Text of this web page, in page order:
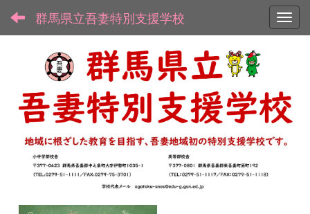
群馬県立吾妻特別支援学校